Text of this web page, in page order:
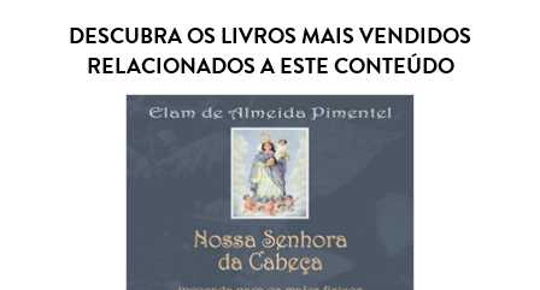
DESCUBRA OS LIVROS MAIS VENDIDOS
RELACIONADOS A ESTE CONTEÚDO